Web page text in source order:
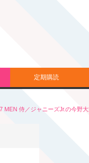
定期購読
侍／ジャニーズJr.の今野